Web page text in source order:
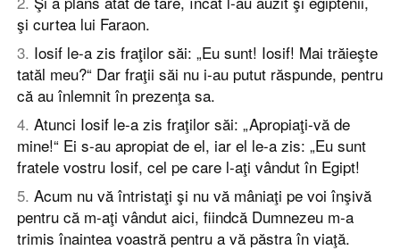
şi curtea lui Faraon.
3. Iosif le-a zis fraţilor săi: „Eu sunt! Iosif! Mai trăieşte
tatăl meu?“ Dar fraţii săi nu i-au putut răspunde, pentru
că au înlemnit în prezenţa sa.
4. Atunci Iosif le-a zis fraţilor săi: „Apropiaţi-vă de
mine!“ Ei s-au apropiat de el, iar el le-a zis: „Eu sunt
fratele vostru Iosif, cel pe care l-aţi vândut în Egipt!
5. Acum nu vă întristaţi şi nu vă mâniaţi pe voi înşivă
pentru că m-aţi vândut aici, fiindcă Dumnezeu m-a
trimis înaintea voastră pentru a vă păstra în viaţă.